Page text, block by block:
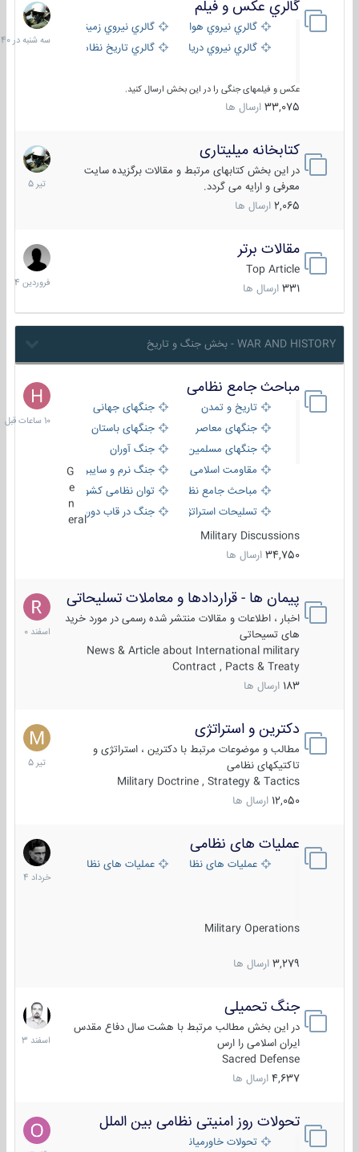
گالري عكس و فيلم
گالري نيروي هوايي
گالري نيروي زميني
گالري نيروي دريايي
گالري تاریخ نظامی
عکس و فیلمهای جنگی را در این بخش ارسال کنید.
33,075 ارسال ها
سه
شنبه
در
کتابخانه میلیتاری
در این بخش کتابهای مرتبط و مقالات برگزیده سایت
معرفی و ارایه می گردد.
2,065 ارسال ها
16
تیر
1405
مقالات برتر
Top Article
331 ارسال ها
29
فروردین
1404
WAR AND HISTORY - بخش جنگ و تاریخ
مباحث جامع نظامی
تاریخ و تمدن
جنگهای جهانی
جنگهای معاصر
جنگهای باستان
جنگهای مسلمین
جنگ آوران
مقاومت اسلامی
جنگ نرم و سایبری
مباحث جامع نظامی
توان نظامی کشورها
تسلیحات استراتژیک
جنگ در قاب دوربین
eral
Military Discussions
34,750 ارسال ها
10
ساعات
قبل
پیمان ها - قراردادها و معاملات تسلیحاتی
اخبار ، اطلاعات و مقالات منتشر شده رسمی در مورد خرید
های تسیحاتی
News & Article about International military
Contract , Pacts & Treaty
183 ارسال ها
7
اسفند
1400
دکترین و استراتژی
مطالب و موضوعات مرتبط با دکترین ، استراتژی و
تاکتیکهای نظامی
Military Doctrine , Strategy & Tactics
12,050 ارسال ها
27
تیر
1405
عملیات های نظامی
عملیات های نظامی ایرانعملیات های نظامی خارجی
Military Operations
3,279 ارسال ها
5
خرداد
1404
جنگ تحمیلی
در این بخش مطالب مرتبط با هشت سال دفاع مقدس
ایران اسلامی را ارس
Sacred Defense
4,637 ارسال ها
20
اسفند
1403
تحولات روز امنیتی نظامی بین الملل
تحولات خاورمیانه
21
آذر